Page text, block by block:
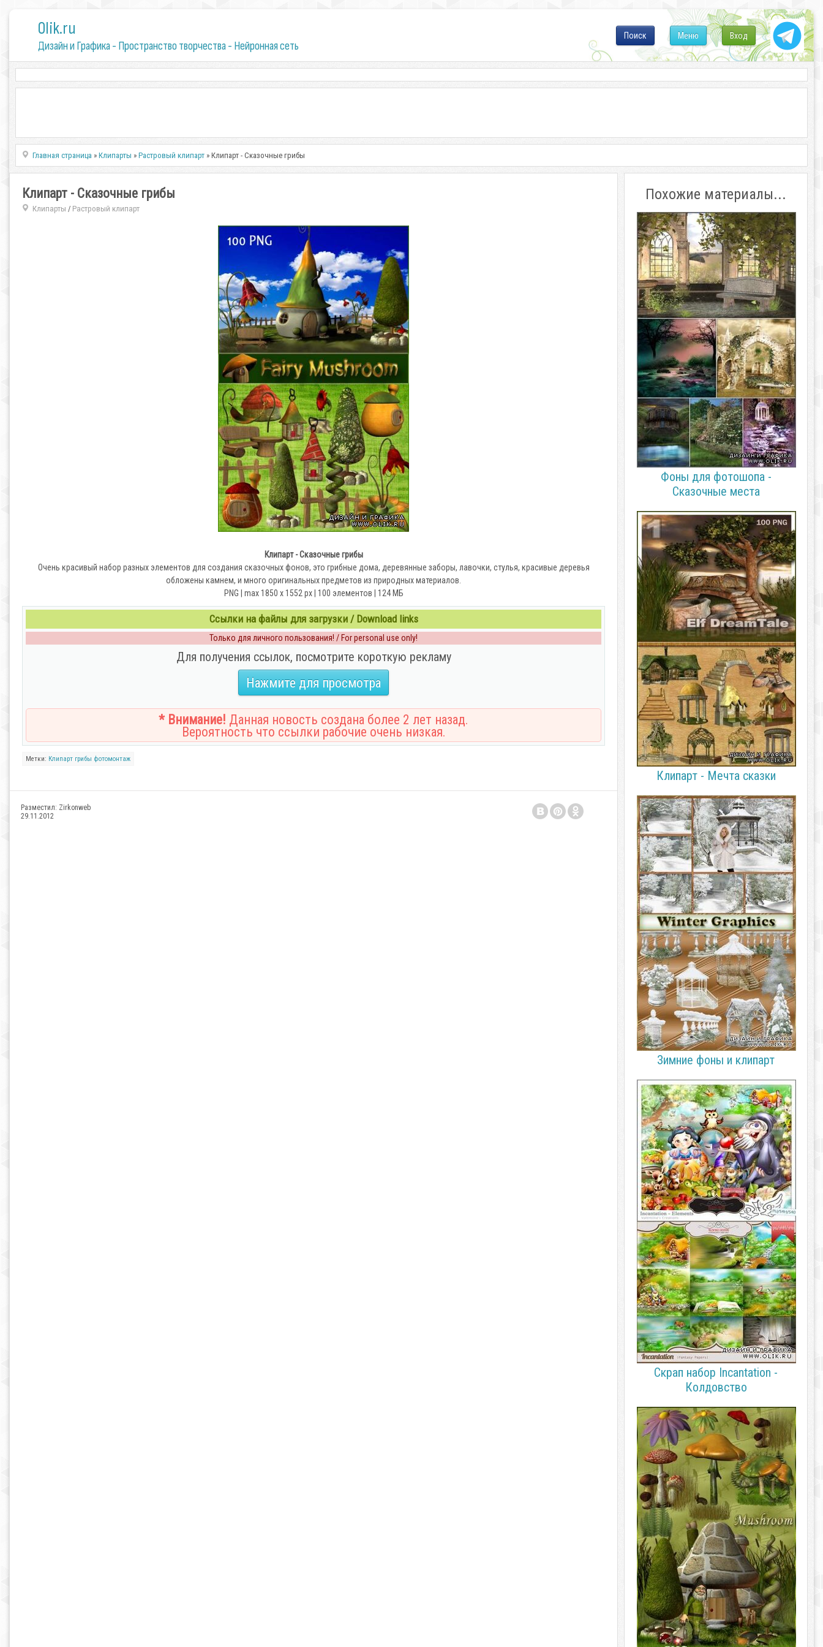
0lik.ru
Дизайн и Графика - Пространство творчества - Нейронная сеть
Вход
Меню
Поиск
Главная страница »Клипарты »Растровый клипарт » Клипарт - Сказочные грибы
Клипарт - Сказочные грибы
Клипарты / Растровый клипарт
Клипарт - Сказочные грибы
Очень красивый набор разных элементов для создания сказочных фонов, это грибные дома, деревянные заборы, лавочки, стулья, красивые деревья
обложены камнем, и много оригинальных предметов из природных материалов.
PNG | max 1850 x 1552 px | 100 элементов | 124 МБ
Ссылки на файлы для загрузки / Download links
Только для личного пользования! / For personal use only!
Для получения ссылок, посмотрите короткую рекламу
Нажмите для просмотра
* Внимание! Данная новость создана более 2 лет назад.
Вероятность что ссылки рабочие очень низкая.
Метки: Клипарт грибы фотомонтаж
Разместил: Zirkonweb
29.11.2012
Похожие материалы...
Фоны для фотошопа -
Сказочные места
Клипарт - Мечта сказки
Зимние фоны и клипарт
Скрап набор Incantation -
Колдовство